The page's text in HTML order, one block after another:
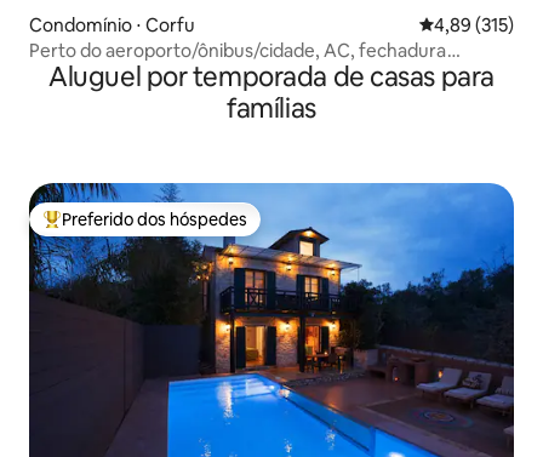
Condomínio ⋅ Corfu 4,89 de uma
4,89 (315)
Perto do aeroporto/ônibus/cidade, AC, fechadura
inteligente, cozinha completa
Aluguel por temporada de casas para
famílias
Entre os melhores preferidos dos hóspedes
Preferido dos hóspedes